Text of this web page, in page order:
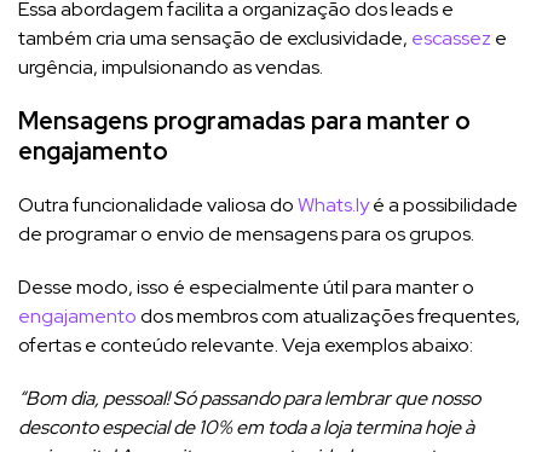
Essa abordagem facilita a organização dos leads e
também cria uma sensação de exclusividade, escassez e
urgência, impulsionando as vendas.
Mensagens programadas para manter o
engajamento
Outra funcionalidade valiosa doWhats.lyé a possibilidade
de programar o envio de mensagens para os grupos.
Desse modo, isso é especialmente útil para manter o
engajamentodos membros com atualizações frequentes,
ofertas e conteúdo relevante. Veja exemplos abaixo:
“Bom dia, pessoal! Só passando para lembrar que nosso
desconto especial de 10% em toda a loja termina hoje à